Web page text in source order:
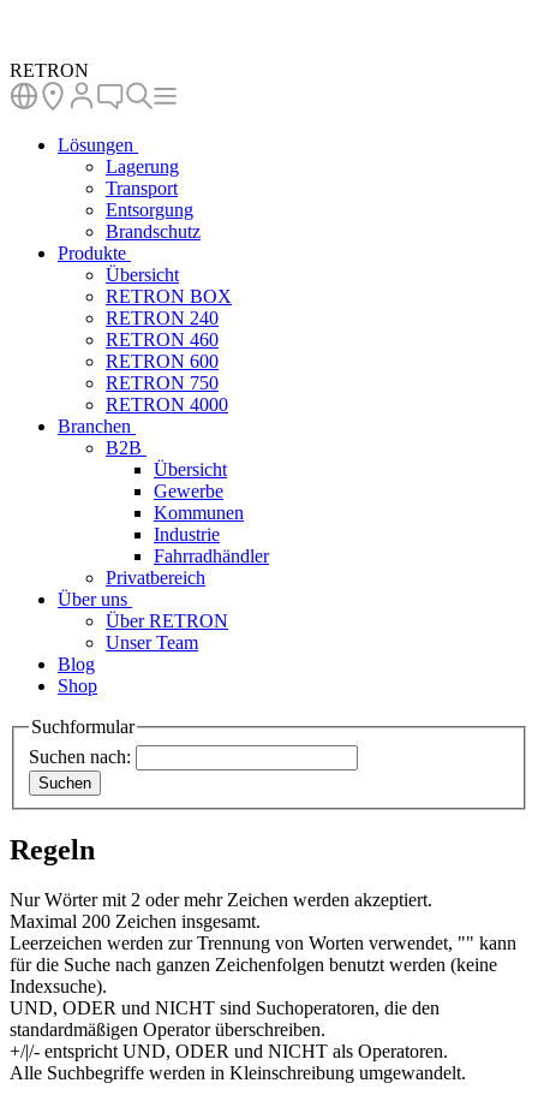
RETRON
Lösungen
Lagerung
Transport
Entsorgung
Brandschutz
Produkte
Übersicht
RETRON BOX
RETRON 240
RETRON 460
RETRON 600
RETRON 750
RETRON 4000
Branchen
B2B
Übersicht
Gewerbe
Kommunen
Industrie
Fahrradhändler
Privatbereich
Über uns
Über RETRON
Unser Team
Blog
Shop
Suchformular
Suchen nach:
Regeln
Nur Wörter mit 2 oder mehr Zeichen werden akzeptiert.
Maximal 200 Zeichen insgesamt.
Leerzeichen werden zur Trennung von Worten verwendet, "" kann
für die Suche nach ganzen Zeichenfolgen benutzt werden (keine
Indexsuche).
UND, ODER und NICHT sind Suchoperatoren, die den
standardmäßigen Operator überschreiben.
+/|/- entspricht UND, ODER und NICHT als Operatoren.
Alle Suchbegriffe werden in Kleinschreibung umgewandelt.